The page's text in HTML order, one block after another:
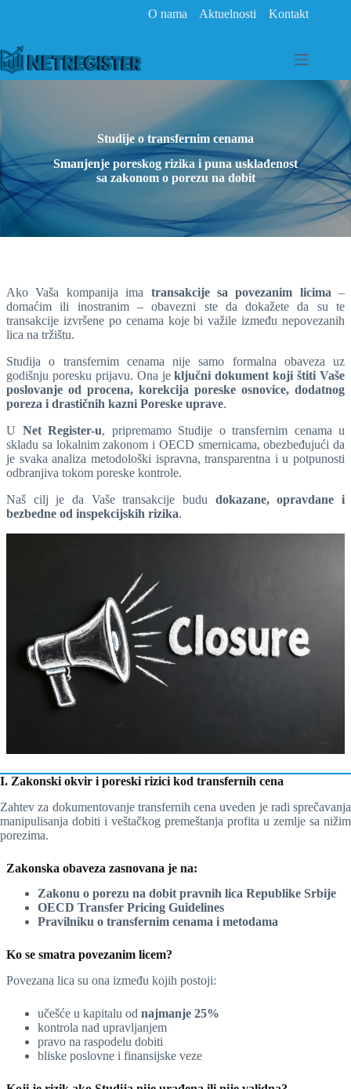
O nama Aktuelnosti Kontakt
Studije o transfernim cenama
Smanjenje poreskog rizika i puna usklađenost
sa zakonom o porezu na dobit
Ako Vaša kompanija ima transakcije sa povezanim licima –
domaćim ili inostranim – obavezni ste da dokažete da su te
transakcije izvršene po cenama koje bi važile između nepovezanih
lica na tržištu.
Studija o transfernim cenama nije samo formalna obaveza uz
godišnju poresku prijavu. Ona jeključni dokument koji štiti Vaše
poslovanje od procena, korekcija poreske osnovice, dodatnog
poreza i drastičnih kazni Poreske uprave.
U Net Register-u, pripremamo Studije o transfernim cenama u
skladu sa lokalnim zakonom i OECD smernicama, obezbeđujući da
je svaka analiza metodološki ispravna, transparentna i u potpunosti
odbranjiva tokom poreske kontrole.
Naš cilj je da Vaše transakcije budu dokazane, opravdane i
bezbedne od inspekcijskih rizika.
I. Zakonski okvir i poreski rizici kod transfernih cena
Zahtev za dokumentovanje transfernih cena uveden je radi sprečavanja
manipulisanja dobiti i veštačkog premeštanja profita u zemlje sa nižim
porezima.
Zakonska obaveza zasnovana je na:
Zakonu o porezu na dobit pravnih lica Republike Srbije
OECD Transfer Pricing Guidelines
Pravilniku o transfernim cenama i metodama
Ko se smatra povezanim licem?
Povezana lica su ona između kojih postoji:
učešće u kapitalu od najmanje 25%
kontrola nad upravljanjem
pravo na raspodelu dobiti
bliske poslovne i finansijske veze